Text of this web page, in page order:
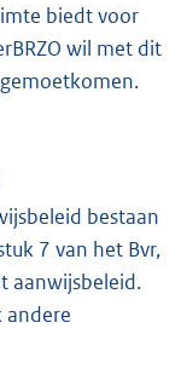
biedt voor
wil met dit
bestaan
7 van het Bvr,
aanwijsbeleid.
andere